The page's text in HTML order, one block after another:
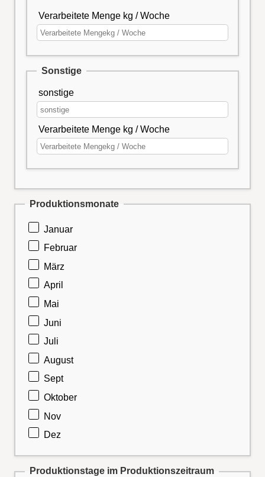
Verarbeitete Menge kg / Woche
Sonstige
sonstige
Verarbeitete Menge kg / Woche
Produktionsmonate
Januar
Februar
März
April
Mai
Juni
Juli
August
Sept
Oktober
Nov
Dez
Produktionstage im Produktionszeitraum